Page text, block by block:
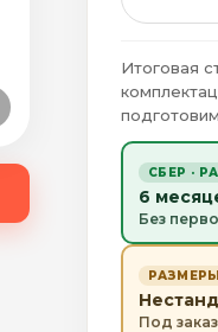
Итоговая
СБЕР ·
6
Без
РАЗМЕРЫ
Под